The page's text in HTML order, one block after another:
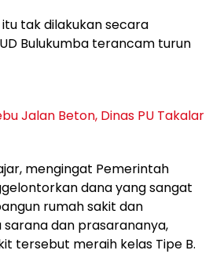
tak dilakukan secara
Bulukumba terancam turun
Jalan Beton, Dinas PU Takalar
mengingat Pemerintah
dana yang sangat
rumah sakit dan
dan prasarananya,
tersebut meraih kelas Tipe B.